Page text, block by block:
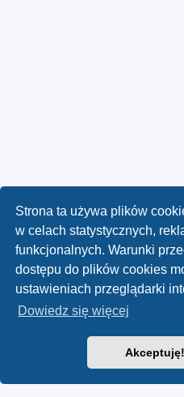
Strona ta używa plików
w celach statystycznych,
funkcjonalnych. Warunki
dostępu do plików cookies
ustawieniach przeglądarki
Dowiedz się więcej
Akceptuję!